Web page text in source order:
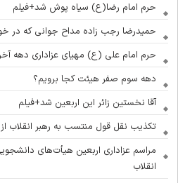
حرم امام رضا(ع) سیاه پوش شد+فیلم
حمیدرضا رجب زاده مداح جوانی که در
حرم امام علی (ع) مهیای عزاداری دهه
دهه سوم صفر هیئت کجا برویم؟
آقا نخستین زائر این اربعین شد+فیلم
تکذیب نقل قول منتسب به رهبر انقلاب
مراسم عزاداری اربعین هیأت‌های
انقلاب